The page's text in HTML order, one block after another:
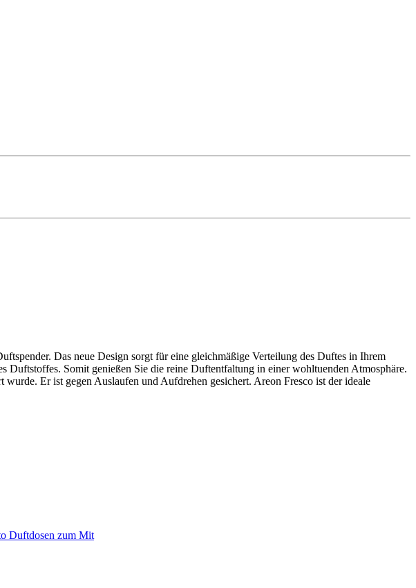
Das neue Design sorgt für eine gleichmäßige Verteilung des Duftes in Ihrem
Somit genießen Sie die reine Duftentfaltung in einer wohltuenden Atmosphäre.
Er ist gegen Auslaufen und Aufdrehen gesichert. Areon Fresco ist der ideale